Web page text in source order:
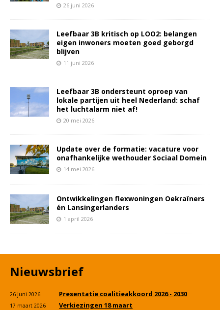
26 juni 2026
Leefbaar 3B kritisch op LOO2: belangen
eigen inwoners moeten goed geborgd
blijven
11 juni 2026
Leefbaar 3B ondersteunt oproep van
lokale partijen uit heel Nederland: schaf
het luchtalarm niet af!
20 mei 2026
Update over de formatie: vacature voor
onafhankelijke wethouder Sociaal Domein
14 mei 2026
Ontwikkelingen flexwoningen Oekraïners
én Lansingerlanders
1 april 2026
Nieuwsbrief
26 juni 2026 Presentatie coalitieakkoord 2026 - 2030
17 maart 2026 Verkiezingen 18 maart